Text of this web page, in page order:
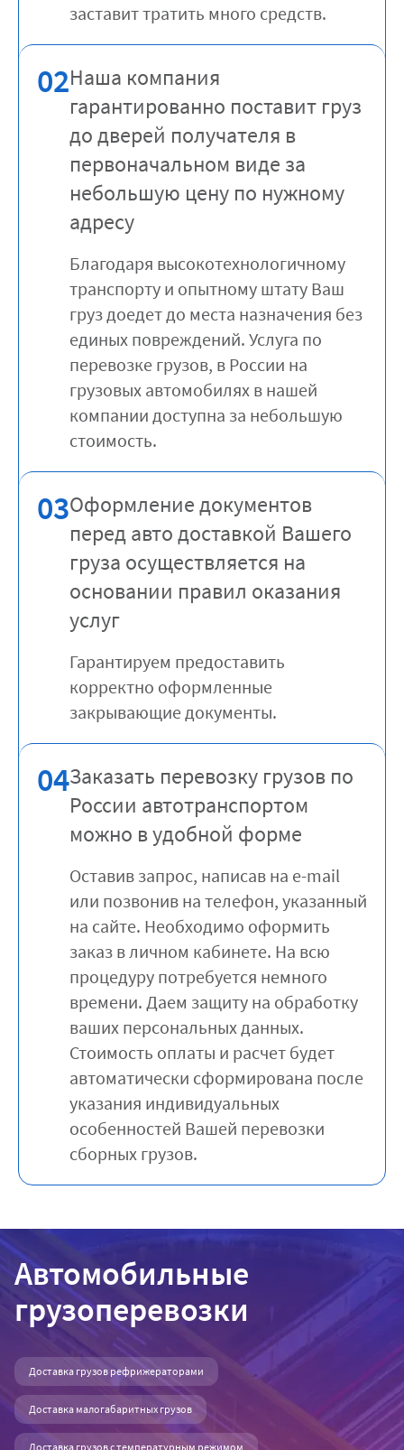
заставит тратить много средств.
02Наша компания
гарантированно поставит груз
до дверей получателя в
первоначальном виде за
небольшую цену по нужному
адресу
Благодаря высокотехнологичному
транспорту и опытному штату Ваш
груз доедет до места назначения без
единых повреждений. Услуга по
перевозке грузов, в России на
грузовых автомобилях в нашей
компании доступна за небольшую
стоимость.
03Оформление документов
перед авто доставкой Вашего
груза осуществляется на
основании правил оказания
услуг
Гарантируем предоставить
корректно оформленные
закрывающие документы.
04Заказать перевозку грузов по
России автотранспортом
можно в удобной форме
Оставив запрос, написав на e-mail
или позвонив на телефон, указанный
на сайте. Необходимо оформить
заказ в личном кабинете. На всю
процедуру потребуется немного
времени. Даем защиту на обработку
ваших персональных данных.
Стоимость оплаты и расчет будет
автоматически сформирована после
указания индивидуальных
особенностей Вашей перевозки
сборных грузов.
Автомобильные
грузоперевозки
Доставка грузов рефрижераторами
Доставка малогабаритных грузов
Доставка грузов с температурным режимом